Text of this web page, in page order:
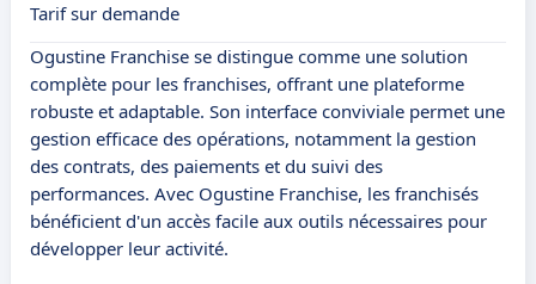
Tarif sur demande
Ogustine Franchise se distingue comme une solution
complète pour les franchises, offrant une plateforme
robuste et adaptable. Son interface conviviale permet une
gestion efficace des opérations, notamment la gestion
des contrats, des paiements et du suivi des
performances. Avec Ogustine Franchise, les franchisés
bénéficient d'un accès facile aux outils nécessaires pour
développer leur activité.